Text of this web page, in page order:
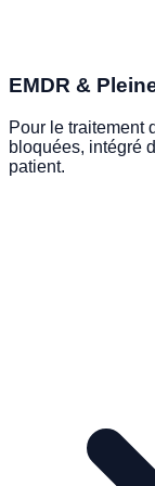
EMDR &
Pour le traitement
bloquées, intégré
patient.